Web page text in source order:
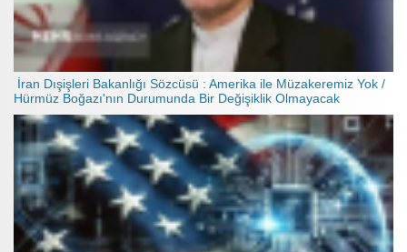
İran Dışişleri Bakanlığı Sözcüsü : Amerika ile Müzakeremiz Yok /
Hürmüz Boğazı'nın Durumunda Bir Değişiklik Olmayacak